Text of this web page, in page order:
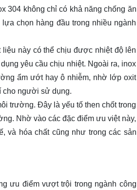
304 không chỉ có khả năng chống ăn
chọn hàng đầu trong nhiều ngành
này có thể chịu được nhiệt độ lên
yêu cầu chịu nhiệt. Ngoài ra, inox
ẩm ướt hay ô nhiễm, nhờ lớp oxit
cho người sử dụng.
trường. Đây là yếu tố then chốt trong
Nhờ vào các đặc điểm ưu việt này,
và hóa chất cũng như trong các sản
ưu điểm vượt trội trong ngành công